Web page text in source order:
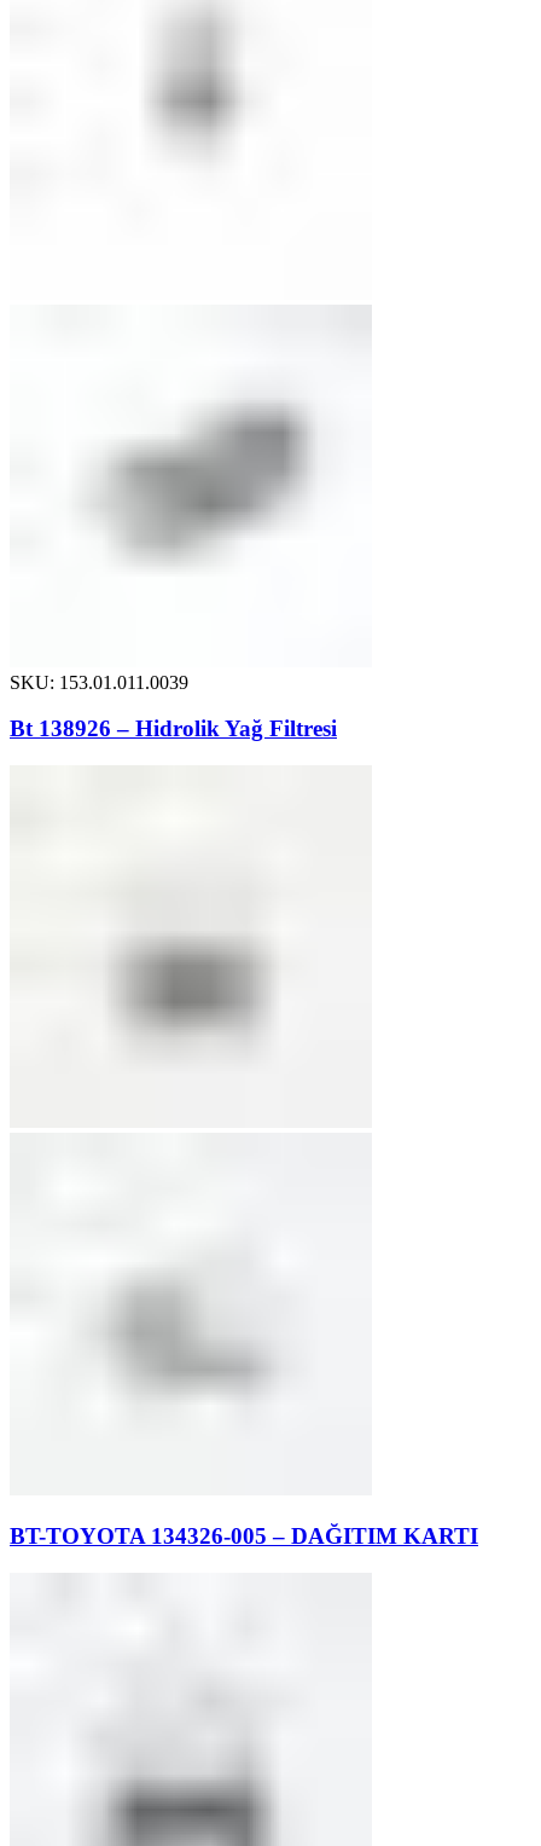
SKU: 153.01.011.0039
Bt 138926 – Hidrolik Yağ Filtresi
BT-TOYOTA 134326-005 – DAĞITIM KARTI